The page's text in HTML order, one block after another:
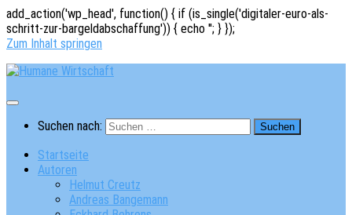
add_action('wp_head', function() { if (is_single('digitaler-euro-als-
schritt-zur-bargeldabschaffung')) { echo ''; } });
Zum Inhalt springen
Suchen nach:
Startseite
Autoren
Helmut Creutz
Andreas Bangemann